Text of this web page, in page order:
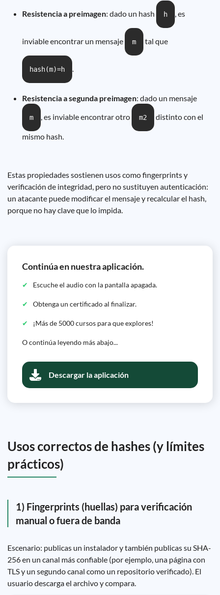
Resistencia a preimagen: dado un hash h , es
inviable encontrar un mensaje m tal que
hash(m)=h .
Resistencia a segunda preimagen: dado un mensaje
m , es inviable encontrar otro m2 distinto con el
mismo hash.
Estas propiedades sostienen usos como fingerprints y
verificación de integridad, pero no sustituyen autenticación:
un atacante puede modificar el mensaje y recalcular el hash,
porque no hay clave que lo impida.
Continúa en nuestra aplicación.
Escuche el audio con la pantalla apagada.
Obtenga un certificado al finalizar.
¡Más de 5000 cursos para que explores!
O continúa leyendo más abajo...
Descargar la aplicación
Usos correctos de hashes (y límites
prácticos)
1) Fingerprints (huellas) para verificación
manual o fuera de banda
Escenario: publicas un instalador y también publicas su SHA-
256 en un canal más confiable (por ejemplo, una página con
TLS y un segundo canal como un repositorio verificado). El
usuario descarga el archivo y compara.